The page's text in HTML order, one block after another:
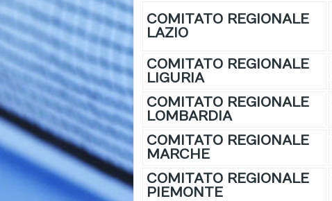
COMITATO REGIONALE
LAZIO
COMITATO REGIONALE
LIGURIA
COMITATO REGIONALE
LOMBARDIA
COMITATO REGIONALE
MARCHE
COMITATO REGIONALE
PIEMONTE